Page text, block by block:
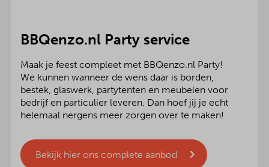
BBQenzo.nl Party service
Maak je feest compleet met BBQenzo.nl Party!
We kunnen wanneer de wens daar is borden,
bestek, glaswerk, partytenten en meubelen voor
bedrijf en particulier leveren. Dan hoef jij je echt
helemaal nergens meer zorgen over te maken!
Bekijk hier ons complete aanbod